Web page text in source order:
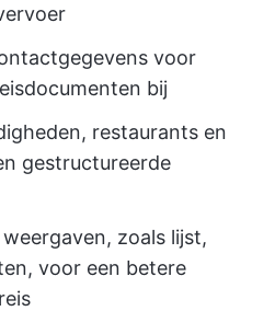
voor
bij
restaurants en
gestructureerde
zoals lijst,
voor een betere